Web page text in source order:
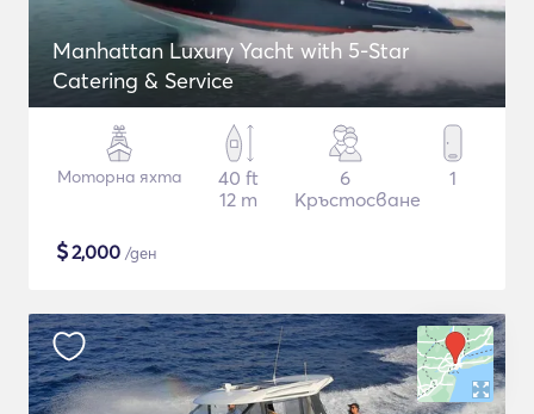
Manhattan Luxury Yacht with 5-Star
Catering & Service
Моторна яхта
40 ft
12 m
6
Кръстосване
1
$2,000 /ден